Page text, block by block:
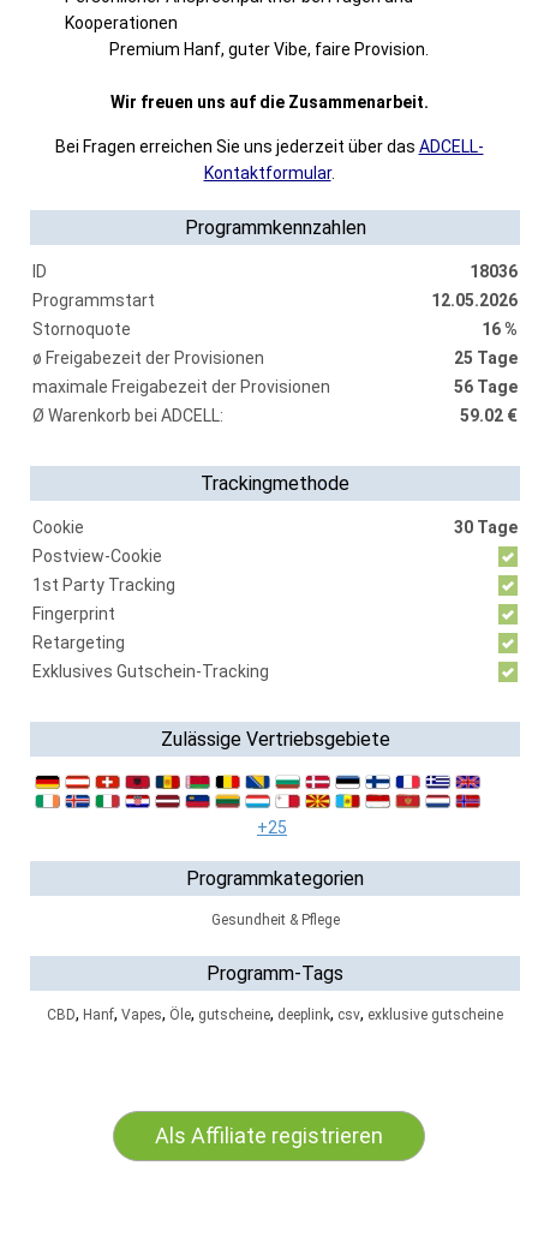
Kooperationen
Premium Hanf, guter Vibe, faire Provision.
Wir freuen uns auf die Zusammenarbeit.
Bei Fragen erreichen Sie uns jederzeit über das ADCELL-
Kontaktformular.
Programmkennzahlen
ID
18036
Programmstart
12.05.2026
Stornoquote
16 %
ø Freigabezeit der Provisionen
25 Tage
maximale Freigabezeit der Provisionen
56 Tage
Ø Warenkorb bei ADCELL:
59.02 €
Trackingmethode
Cookie
30 Tage
Postview-Cookie
1st Party Tracking
Fingerprint
Retargeting
Exklusives Gutschein-Tracking
Zulässige Vertriebsgebiete
+25
Programmkategorien
Gesundheit & Pflege
Programm-Tags
CBD, Hanf, Vapes, Öle, gutscheine, deeplink, csv, exklusive gutscheine
Als Affiliate registrieren